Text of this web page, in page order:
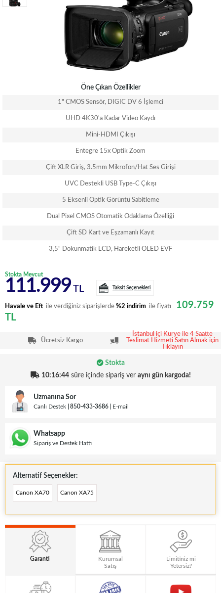
Öne Çıkan Özellikler
1" CMOS Sensör, DIGIC DV 6 İşlemci
UHD 4K30'a Kadar Video Kaydı
Mini-HDMI Çıkışı
Entegre 15x Optik Zoom
Çift XLR Giriş, 3.5mm Mikrofon/Hat Ses Girişi
UVC Destekli USB Type-C Çıkışı
5 Eksenli Optik Görüntü Sabitleme
Dual Pixel CMOS Otomatik Odaklama Özelliği
Çift SD Kart ve Eşzamanlı Kayıt
3,5" Dokunmatik LCD, Hareketli OLED EVF
Stokta Mevcut
111.999 TL Taksit Seçenekleri
Havale ve Eft ile verdiğiniz siparişlerde %2 indirim ile fiyatı
109.759
TL
Ücretsiz Kargo
İstanbul içi Kurye ile 4 Saatte
Teslimat Hizmeti Satın Almak için
Tıklayın
Stokta
10:16:44süre içinde sipariş ver aynı gün kargoda!
Uzmanına Sor
Canlı Destek 850-433-3686 E-mail
Whatsapp
Sipariş ve Destek Hattı
Alternatif Seçenekler:
Canon XA70 Canon XA75
Garanti
Kurumsal
Satış
Limitiniz mi
Yetersiz?